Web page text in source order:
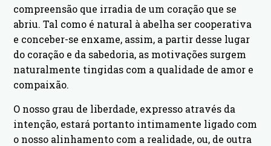
compreensão que irradia de um coração que se
abriu. Tal como é natural à abelha ser cooperativa
e conceber-se enxame, assim, a partir desse lugar
do coração e da sabedoria, as motivações surgem
naturalmente tingidas com a qualidade de amor e
compaixão.
O nosso grau de liberdade, expresso através da
intenção, estará portanto intimamente ligado com
o nosso alinhamento com a realidade, ou, de outra